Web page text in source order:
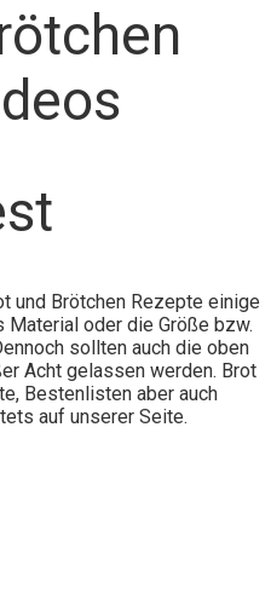
und Brötchen Rezepte einige
Material oder die Größe bzw.
sollten auch die oben
Acht gelassen werden. Brot
Bestenlisten aber auch
auf unserer Seite.